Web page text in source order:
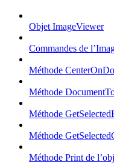
Objet ImageViewer
Commandes de
Méthode
Méthode
Méthode
Méthode
Méthode Print de